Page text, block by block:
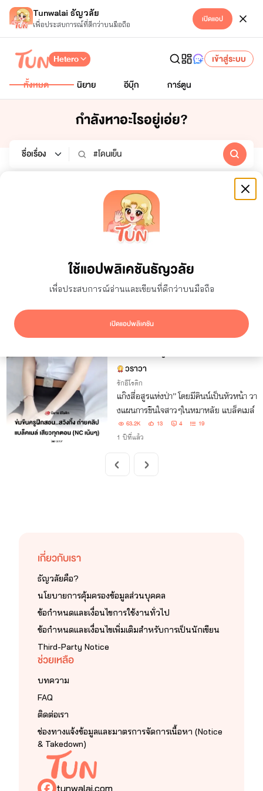
Tunwalai ธัญวลัย
เพื่อประสบการณ์ที่ดีกว่าบนมือถือ เปิดแอป
ใช้แอปพลิเคชันธัญวลัย
เพื่อประสบการณ์อ่านและเขียนที่ดีกว่าบนมือถือ
เปิดแอปพลิเคชัน
Hetero
เข้าสู่ระบบ
ทั้งหมด
นิยาย อีบุ๊ก การ์ตูน
กำลังหาอะไรอยู่เอ่ย?
อีบุ๊ก
สถานะจบ
ทั้งหมด
7 วัน
ผลลัพธ์
ซ่อนผลงานที่ใช้ปก AI แสดงเฉพาะโปรโมชัน
ลิปแบล็คเมล์ เสียวทุกตอน (NC เน้น
ๆ)
วราวา
รักอีโรติก
แก๊งสี่อสูรแห่งป่า’’ โดยมีคินน์เป็นหัวหน้า วา
งแผนการขืนใจสาวๆในหมาหลัย แบล็คเมล์
63.2K 13 4 19
1 ปีที่แล้ว
เกี่ยวกับเรา
ธัญวลัยคือ?
นโยบายการคุ้มครองข้อมูลส่วนบุคคล
ข้อกำหนดและเงื่อนไขการใช้งานทั่วไป
ข้อกำหนดและเงื่อนไขเพิ่มเติมสำหรับการเป็นนักเขียน
Third-Party Notice
ช่วยเหลือ
บทความ
FAQ
ติดต่อเรา
ช่องทางแจ้งข้อมูลและมาตรการจัดการเนื้อหา (Notice
& Takedown)
tunwalai.com